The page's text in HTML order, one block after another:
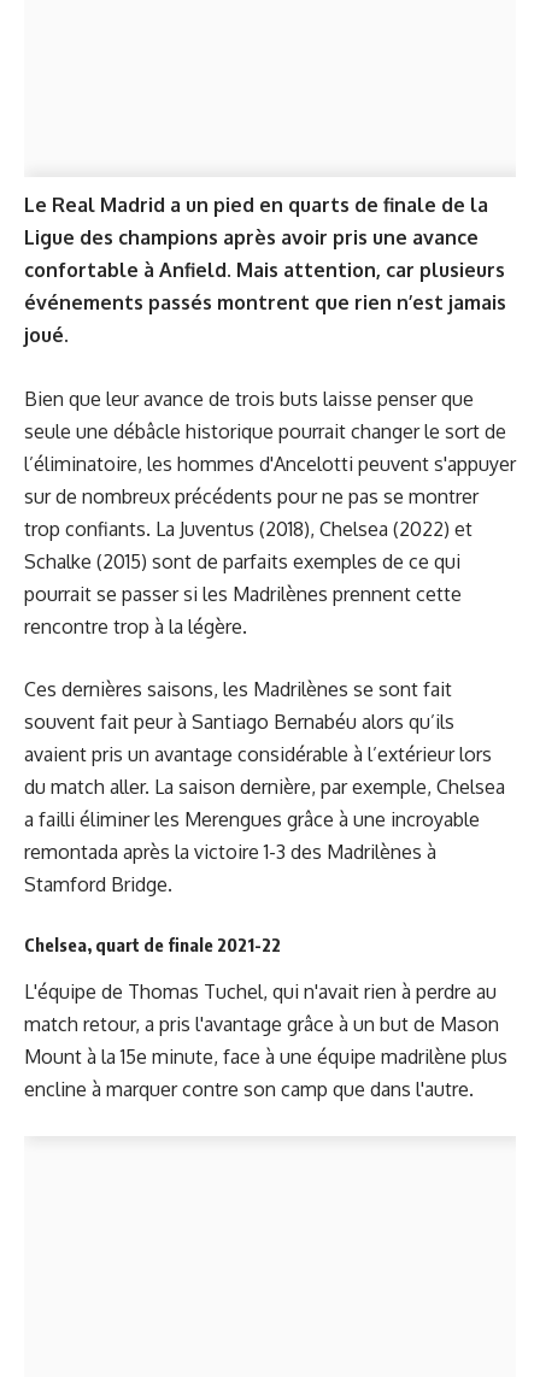
Le Real Madrid a un pied en quarts de finale de la
Ligue des champions après avoir pris une avance
confortable à Anfield. Mais attention, car plusieurs
événements passés montrent que rien n’est jamais
joué.
Bien que leur avance de trois buts laisse penser que
seule une débâcle historique pourrait changer le sort de
l’éliminatoire, les hommes d'Ancelotti peuvent s'appuyer
sur de nombreux précédents pour ne pas se montrer
trop confiants. La Juventus (2018), Chelsea (2022) et
Schalke (2015) sont de parfaits exemples de ce qui
pourrait se passer si les Madrilènes prennent cette
rencontre trop à la légère.
Ces dernières saisons, les Madrilènes se sont fait
souvent fait peur à Santiago Bernabéu alors qu’ils
avaient pris un avantage considérable à l’extérieur lors
du match aller. La saison dernière, par exemple, Chelsea
a failli éliminer les Merengues grâce à une incroyable
remontada après la victoire 1-3 des Madrilènes à
Stamford Bridge.
Chelsea, quart de finale 2021-22
L'équipe de Thomas Tuchel, qui n'avait rien à perdre au
match retour, a pris l'avantage grâce à un but de Mason
Mount à la 15e minute, face à une équipe madrilène plus
encline à marquer contre son camp que dans l'autre.